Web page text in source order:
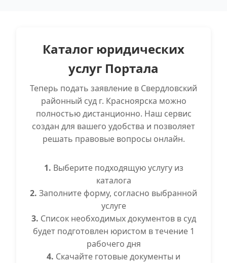
Каталог юридических
услуг Портала
Теперь подать заявление в Свердловский
районный суд г. Красноярска можно
полностью дистанционно. Наш сервис
создан для вашего удобства и позволяет
решать правовые вопросы онлайн.
1. Выберите подходящую услугу из
каталога
2. Заполните форму, согласно выбранной
услуге
3. Список необходимых документов в суд
будет подготовлен юристом в течение 1
рабочего дня
4. Скачайте готовые документы и